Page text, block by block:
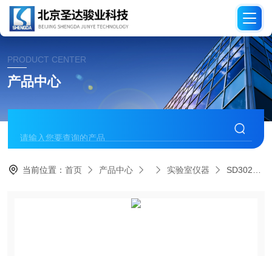
PRODUCT CENTER
产品中心
当前位置：首页 产品中心 实验室仪器 SD302喷管压力分布实验装置